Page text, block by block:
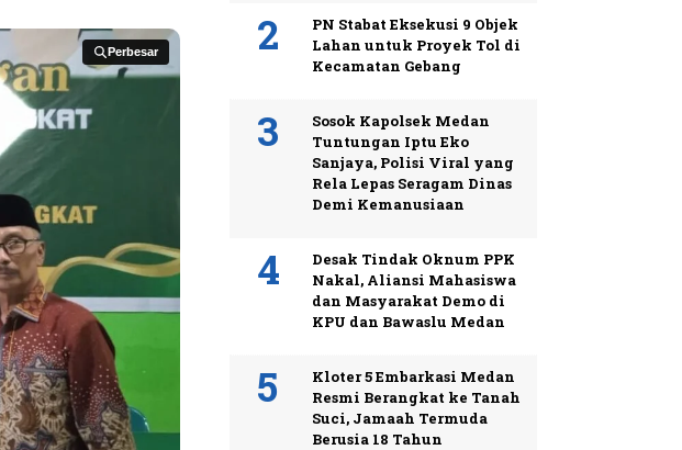
Perbesar
Perbesar
PN Stabat Eksekusi 9 Objek
Lahan untuk Proyek Tol di
Kecamatan Gebang
Sosok Kapolsek Medan
Tuntungan Iptu Eko
Sanjaya, Polisi Viral yang
Rela Lepas Seragam Dinas
Demi Kemanusiaan
Desak Tindak Oknum PPK
Nakal, Aliansi Mahasiswa
dan Masyarakat Demo di
KPU dan Bawaslu Medan
Kloter 5 Embarkasi Medan
Resmi Berangkat ke Tanah
Suci, Jamaah Termuda
Berusia 18 Tahun